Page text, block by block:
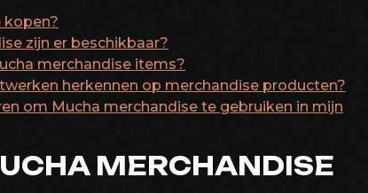
kopen?
zijn er beschikbaar?
merchandise items?
herkennen op merchandise producten?
om Mucha merchandise te gebruiken in mijn
MERCHANDISE